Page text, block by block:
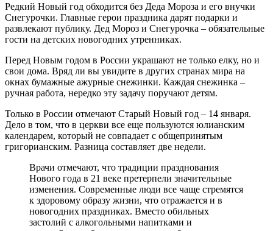
Редкий Новый год обходится без Деда Мороза и его внучки
Снегурочки. Главные герои праздника дарят подарки и
развлекают публику. Дед Мороз и Снегурочка – обязательные
гости на детских новогодних утренниках.
Перед Новым годом в России украшают не только елку, но и
свои дома. Вряд ли вы увидите в других странах мира на
окнах бумажные ажурные снежинки. Каждая снежинка –
ручная работа, нередко эту задачу поручают детям.
Только в России отмечают Старый Новый год – 14 января.
Дело в том, что в церкви все еще пользуются юлианским
календарем, который не совпадает с общепринятым
григорианским. Разница составляет две недели.
Врачи отмечают, что традиции празднования
Нового года в 21 веке претерпели значительные
изменения. Современные люди все чаще стремятся
к здоровому образу жизни, что отражается и в
новогодних праздниках. Вместо обильных
застолий с алкогольными напитками и